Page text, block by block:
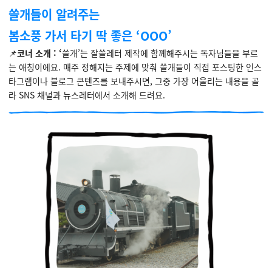
쓸개들이 알려주는
봄소풍 가서 타기 딱 좋은 ‘OOO’
📌코너 소개 : ‘쓸개’는 잘쓸레터 제작에 함께해주시는 독자님들을 부르
는 애칭이에요. 매주 정해지는 주제에 맞춰 쓸개들이 직접 포스팅한 인스
타그램이나 블로그 콘텐츠를 보내주시면, 그중 가장 어울리는 내용을 골
라 SNS 채널과 뉴스레터에서 소개해 드려요.